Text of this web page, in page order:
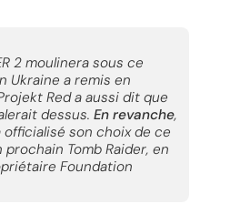
2 moulinera sous ce
Ukraine a remis en
Red a aussi dit que
dessus. En revanche,
officialisé son choix de ce
Tomb Raider, en
Foundation